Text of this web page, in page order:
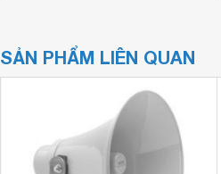
SẢN PHẨM LIÊN QUAN